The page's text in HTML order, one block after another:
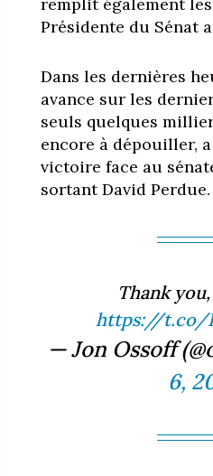
Présidente du Sénat
Dans les dernières
avance sur les
seuls quelques
encore à dépouiller,
victoire face au
sortant David Perdue.
Thank
https://t.co/
— Jon Ossoff
6,